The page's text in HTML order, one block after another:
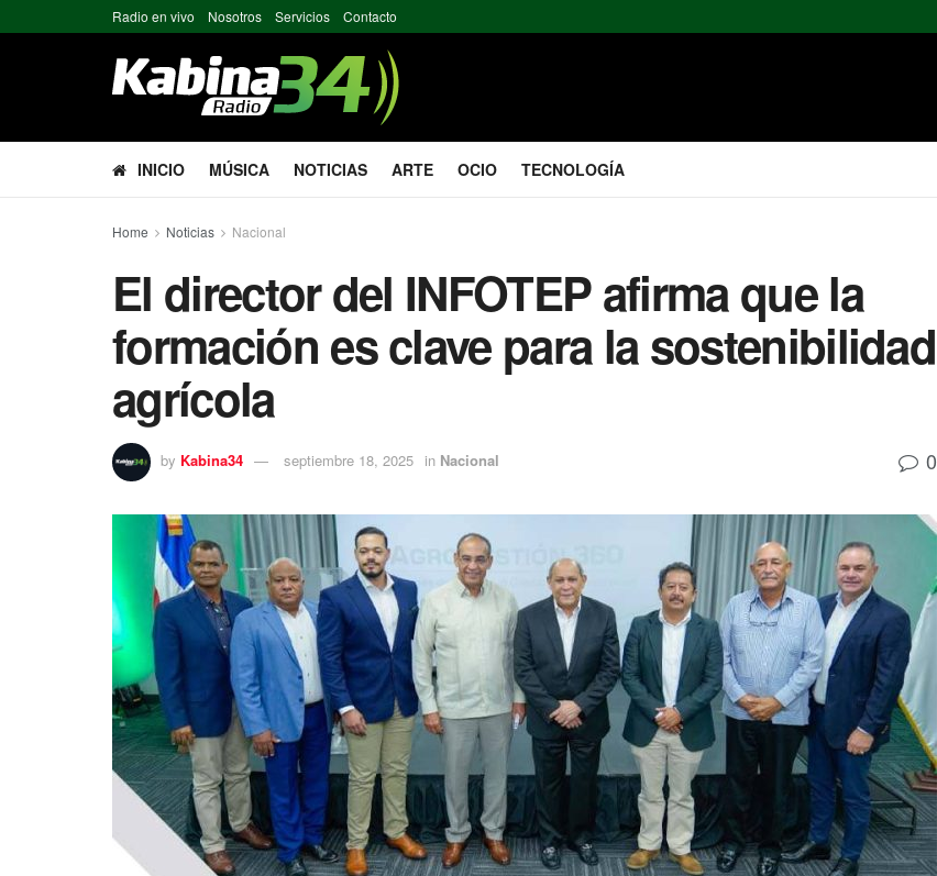
Radio en vivo Nosotros Servicios Contacto
INICIO MÚSICA NOTICIAS ARTE OCIO TECNOLOGÍA
Home Noticias Nacional
El director del INFOTEP afirma que la
formación es clave para la sostenibilidad
agrícola
by Kabina34 septiembre 18, 2025 in Nacional 0